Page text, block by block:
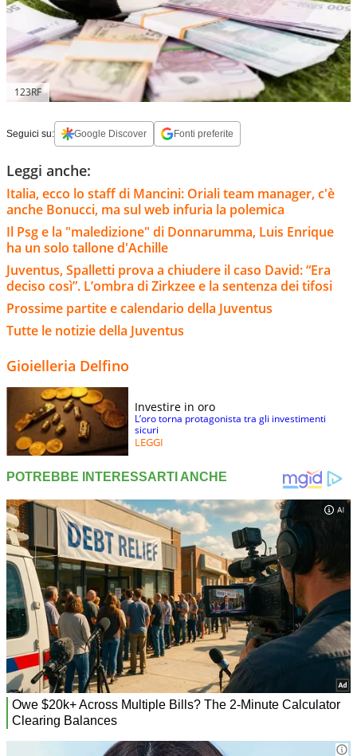
123RF
Seguici su: Google Discover Fonti preferite
Leggi anche:
Italia, ecco lo staff di Mancini: Oriali team manager, c'è
anche Bonucci, ma sul web infuria la polemica
Il Psg e la "maledizione" di Donnarumma, Luis Enrique
ha un solo tallone d'Achille
Juventus, Spalletti prova a chiudere il caso David: “Era
deciso così”. L’ombra di Zirkzee e la sentenza dei tifosi
Prossime partite e calendario della Juventus
Tutte le notizie della Juventus
Gioielleria Delfino
Investire in oro
L’oro torna protagonista tra gli investimenti
sicuri
LEGGI